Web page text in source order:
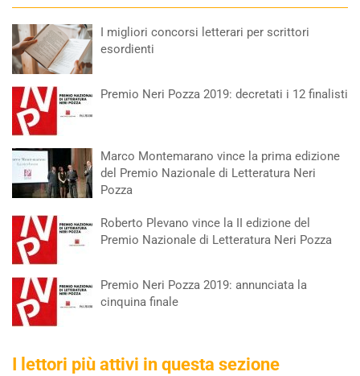
I migliori concorsi letterari per scrittori
esordienti
Premio Neri Pozza 2019: decretati i 12 finalisti
Marco Montemarano vince la prima edizione
del Premio Nazionale di Letteratura Neri
Pozza
Roberto Plevano vince la II edizione del
Premio Nazionale di Letteratura Neri Pozza
Premio Neri Pozza 2019: annunciata la
cinquina finale
I lettori più attivi in questa sezione